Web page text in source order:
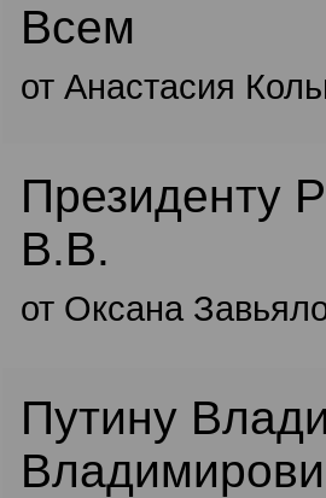
Всем
от Анастасия
Президенту
В.В.
от Оксана
Путину